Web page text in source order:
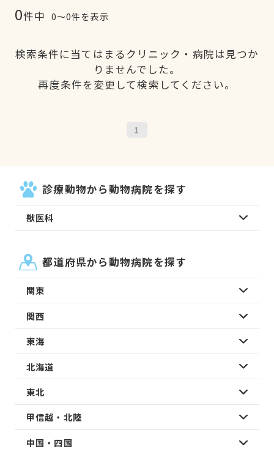
0件中 0〜0件を表示
検索条件に当てはまるクリニック・病院は見つか
りませんでした。
再度条件を変更して検索してください。
1
診療動物から動物病院を探す
獣医科
都道府県から動物病院を探す
関東
関西
東海
北海道
東北
甲信越・北陸
中国・四国